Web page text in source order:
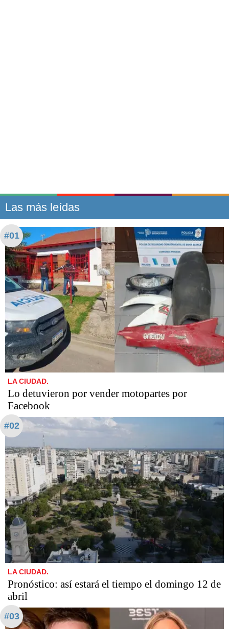
Las más leídas
#01
LA CIUDAD.
Lo detuvieron por vender motopartes por
Facebook
#02
LA CIUDAD.
Pronóstico: así estará el tiempo el domingo 12 de
abril
#03